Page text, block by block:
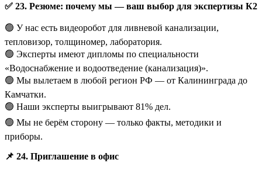
✅ 23. Резюме: почему мы — ваш выбор для экспертизы К2
🟢 У нас есть видеоробот для ливневой канализации,
тепловизор, толщиномер, лаборатория.
🟢 Эксперты имеют дипломы по специальности
«Водоснабжение и водоотведение (канализация)».
🟢 Мы вылетаем в любой регион РФ — от Калининграда до
Камчатки.
🟢 Наши эксперты выигрывают 81% дел.
🟢 Мы не берём сторону — только факты, методики и
приборы.
📌 24. Приглашение в офис